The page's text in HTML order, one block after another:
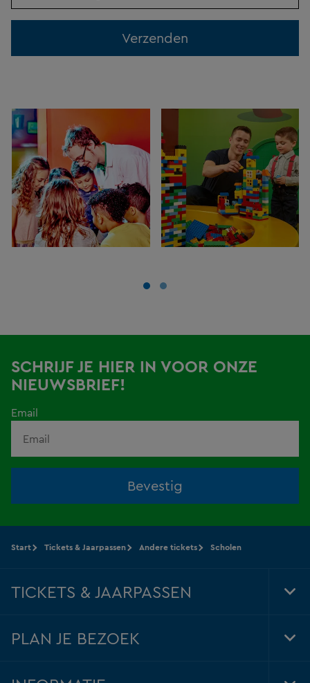
SCHRIJF JE HIER IN VOOR ONZE
NIEUWSBRIEF!
Email
Bevestig
Start Tickets & Jaarpassen Andere tickets Scholen
TICKETS & JAARPASSEN
PLAN JE BEZOEK